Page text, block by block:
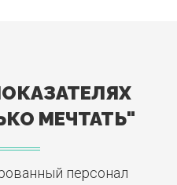
МЕЧТАТЬ"
персонал